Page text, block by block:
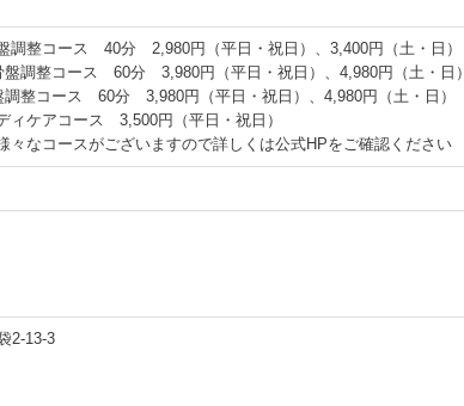
調整コース 40分 2,980円（平日・祝日）、3,400円（土・日）
盤調整コース 60分 3,980円（平日・祝日）、4,980円（土・日）
調整コース 60分 3,980円（平日・祝日）、4,980円（土・日）
ィケアコース 3,500円（平日・祝日）
々なコースがございますので詳しくは公式HPをご確認ください
2-13-3